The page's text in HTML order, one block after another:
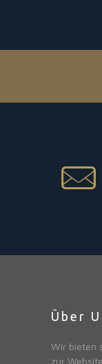
Über
Wir bieten
zur